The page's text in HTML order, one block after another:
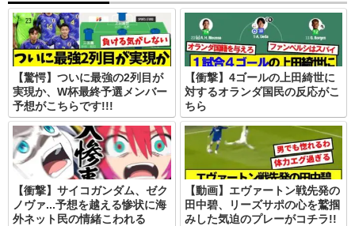
【驚愕】ついに最強の2列目が
実現か、W杯最終予選メンバー
予想がこちらです!!!
【衝撃】4ゴールの上田綺世に
対するオランダ国民の反応がこ
ちら
【衝撃】サイコガンダム、ゼク
ノヴァ...予想を越える惨状に海
外ネット民の情緒こわれる
【動画】エヴァートン戦先発の
田中碧、リーズサポの心を鷲掴
みした気迫のプレーがコチラ!!